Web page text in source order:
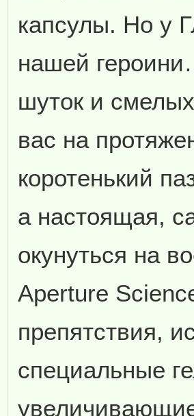
капсулы. Но у
нашей
шуток и
вас на
коротенький
а настоящая,
окунуться на
Aperture
препятствия,
специальные